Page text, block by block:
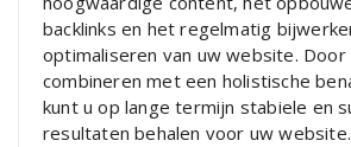
backlinks en het regelmatig
optimaliseren van uw website. Door
combineren met een holistische
kunt u op lange termijn stabiele en
resultaten behalen voor uw website.